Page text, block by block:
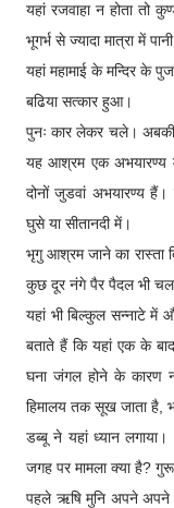
यहां रजवाहा न होता तो
भूगर्भ से ज्यादा मात्रा में
यहां महामाई के मन्दिर के
बढिया सत्कार हुआ।
पुनः कार लेकर चले।
यह आश्रम एक अभयारण्य
दोनों जुडवां अभयारण्य हैं।
घुसे या सीतानदी में।
भृगु आश्रम जाने का रास्ता
कुछ दूर नंगे पैर पैदल भी
यहां भी बिल्कुल सन्नाटे में
बताते हैं कि यहां एक के
घना जंगल होने के कारण
हिमालय तक सूख जाता है,
डब्बू ने यहां ध्यान
जगह पर मामला क्या है?
पहले ऋषि मुनि अपने अपने